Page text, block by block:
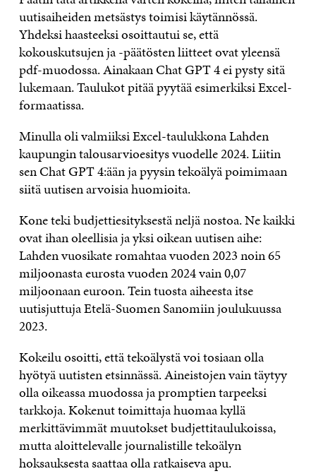
uutisaiheiden metsästys toimisi käytännössä.
Yhdeksi haasteeksi osoittautui se, että
kokouskutsujen ja -päätösten liitteet ovat yleensä
pdf-muodossa. Ainakaan Chat GPT 4 ei pysty sitä
lukemaan. Taulukot pitää pyytää esimerkiksi Excel-
formaatissa.
Minulla oli valmiiksi Excel-taulukkona Lahden
kaupungin talousarvioesitys vuodelle 2024. Liitin
sen Chat GPT 4:ään ja pyysin tekoälyä poimimaan
siitä uutisen arvoisia huomioita.
Kone teki budjettiesityksestä neljä nostoa. Ne kaikki
ovat ihan oleellisia ja yksi oikean uutisen aihe:
Lahden vuosikate romahtaa vuoden 2023 noin 65
miljoonasta eurosta vuoden 2024 vain 0,07
miljoonaan euroon. Tein tuosta aiheesta itse
uutisjuttuja Etelä-Suomen Sanomiin joulukuussa
2023.
Kokeilu osoitti, että tekoälystä voi tosiaan olla
hyötyä uutisten etsinnässä. Aineistojen vain täytyy
olla oikeassa muodossa ja promptien tarpeeksi
tarkkoja. Kokenut toimittaja huomaa kyllä
merkittävimmät muutokset budjettitaulukoissa,
mutta aloittelevalle journalistille tekoälyn
hoksauksesta saattaa olla ratkaiseva apu.